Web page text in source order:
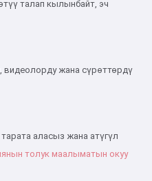
талап кылынбайт, эч
видеолорду жана сүрөттөрдү
аласыз жана атүгүл
толук маалыматын окуу